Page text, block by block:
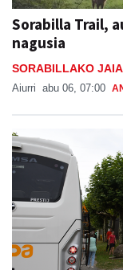
Sorabilla Trail,
nagusia
SORABILLAKO
Aiurri abu 06, 07:00